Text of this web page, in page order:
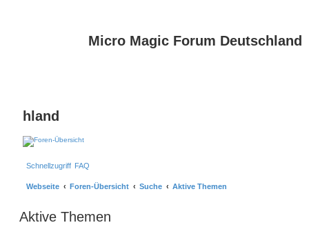
Micro Magic Forum Deutschland
hland
Schnellzugriff FAQ
Webseite Foren-Übersicht Suche Aktive Themen
Aktive Themen